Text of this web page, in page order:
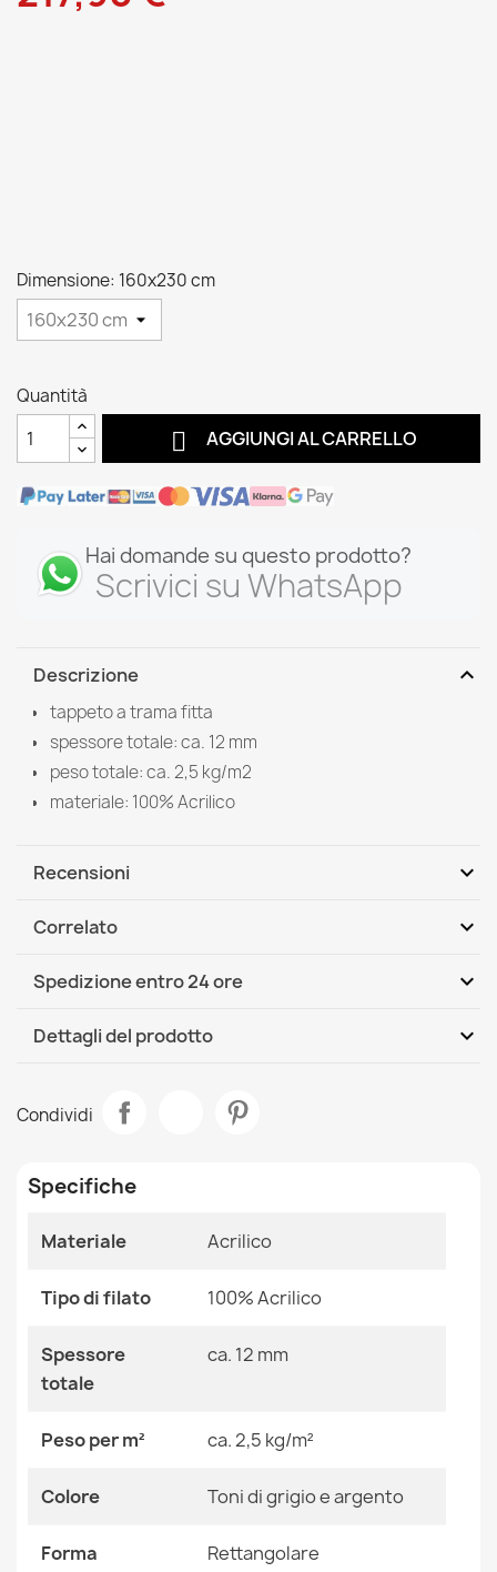
Dimensione: 160x230 cm
Quantità
 AGGIUNGI AL CARRELLO
Hai domande su questo prodotto?
Scrivici su WhatsApp
Descrizione expand_more
tappeto a trama fitta
spessore totale: ca. 12 mm
peso totale: ca. 2,5 kg/m2
materiale: 100% Acrilico
Recensioni expand_more
Correlato expand_more
Tappeto ACRILICO ELITRA 6215 Astrazione vintage
grigio / giallo
Tappeto ACRILICO ELITRA Astrazione vintage avorio /
Tappeto ACRILICO ELITRA Marmo vintage avorio / blu
Spedizione entro 24 ore expand_more
DHL / GLS International
Dettagli del prodotto expand_more
Dimensioni
Colore Toni Di Grigio E Argento
Tessuto Acrilico
Forma Rettangolare
Ean13
2000000114170
MPN Kabis_16995
Condividi
Specifiche
Materiale Acrilico
Tipo di filato 100% Acrilico
Spessore
totale
ca. 12 mm
Peso per m² ca. 2,5 kg/m²
Colore Toni di grigio e argento
Forma Rettangolare